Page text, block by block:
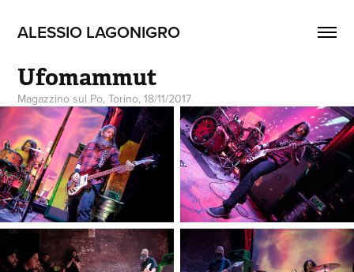
ALESSIO LAGONIGRO
Ufomammut
Magazzino sul Po, Torino, 18/11/2017